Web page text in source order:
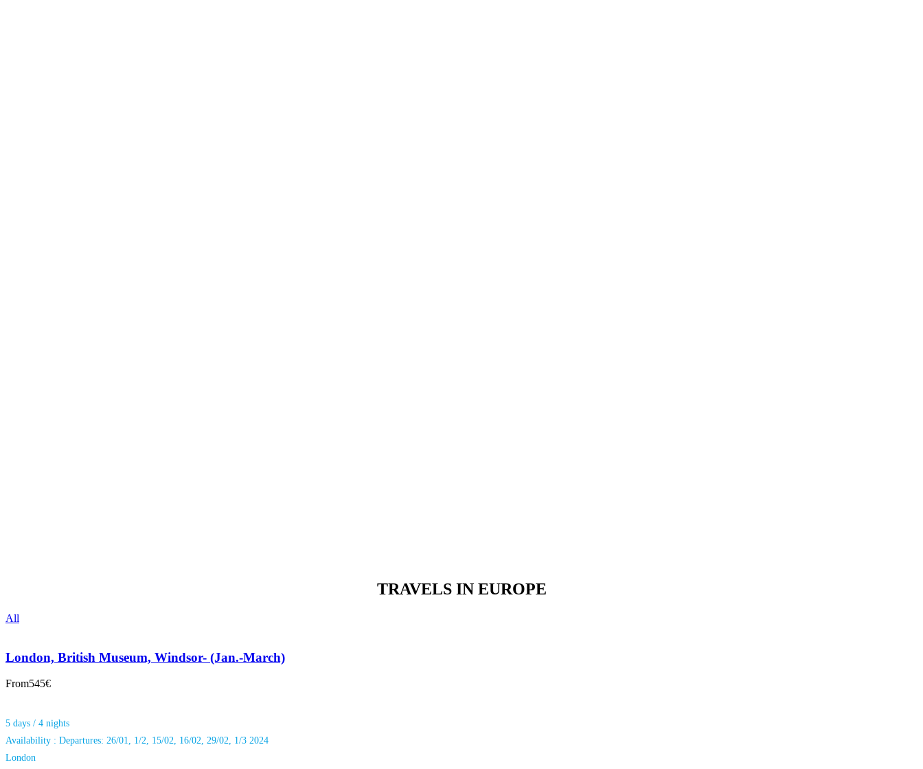
TRAVELS IN EUROPE
All
London, British Museum, Windsor- (Jan.-March)
From545€
5 days / 4 nights
Availability : Departures: 26/01, 1/2, 15/02, 16/02, 29/02, 1/3 2024
London